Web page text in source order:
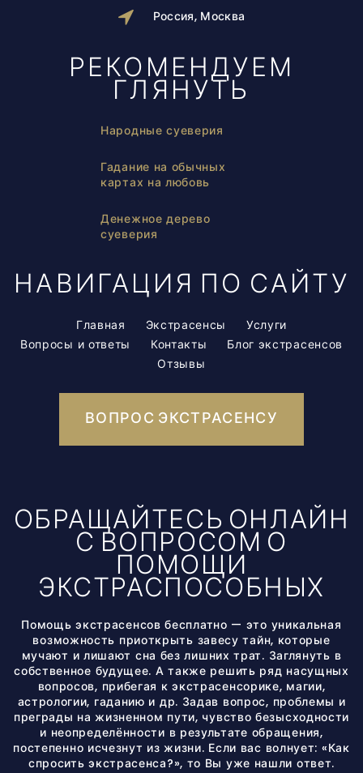
Россия, Москва
РЕКОМЕНДУЕМ
ГЛЯНУТЬ
Народные суеверия
Гадание на обычных
картах на любовь
Денежное дерево
суеверия
НАВИГАЦИЯ ПО САЙТУ
Главная Экстрасенсы
Услуги
Вопросы и ответы
Контакты
Блог экстрасенсов
Отзывы
ВОПРОС ЭКСТРАСЕНСУ
ОБРАЩАЙТЕСЬ ОНЛАЙН
С ВОПРОСОМ О
ПОМОЩИ
ЭКСТРАСПОСОБНЫХ
Помощь экстрасенсов бесплатно — это уникальная
возможность приоткрыть завесу тайн, которые
мучают и лишают сна без лишних трат. Заглянуть в
собственное будущее. А также решить ряд насущных
вопросов, прибегая к экстрасенсорике, магии,
астрологии, гаданию и др. Задав вопрос, проблемы и
преграды на жизненном пути, чувство безысходности
и неопределённости в результате обращения,
постепенно исчезнут из жизни. Если вас волнует: «Как
спросить экстрасенса?», то Вы уже нашли ответ.